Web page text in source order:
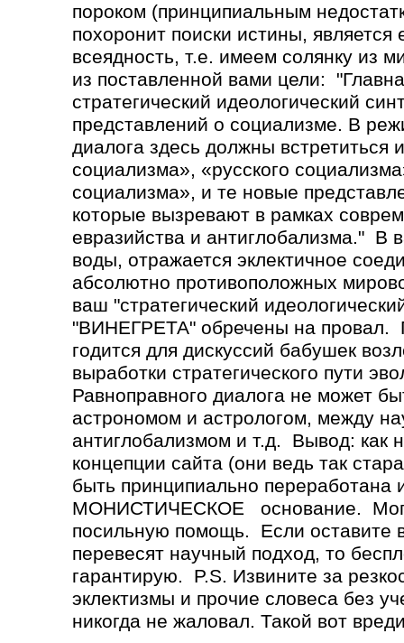
пороком (принципиальным
похоронит поиски истины,
всеядность, т.е. имеем солянку из
из поставленной вами цели:
стратегический идеологический
представлений о социализме. В
диалога здесь должны встретиться
социализма», «русского
социализма», и те новые
которые вызревают в рамках
евразийства и антиглобализма." В
воды, отражается эклектичное
абсолютно противоположных
ваш "стратегический
"ВИНЕГРЕТА" обречены на
годится для дискуссий бабушек
выработки стратегического пути
Равноправного диалога не
астрономом и астрологом, между
антиглобализмом и т.д. Вывод: как
концепции сайта (они ведь так
быть принципиально переработана
МОНИСТИЧЕСКОЕ основание. Могу
посильную помощь. Если оставите
перевесят научный подход, то
гарантирую. P.S. Извините за
эклектизмы и прочие словеса без
никогда не жаловал. Такой вот